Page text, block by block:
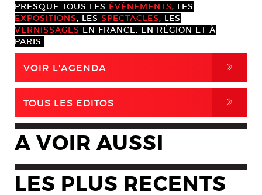
PRESQUE TOUS LES ÉVÈNEMENTS, LES
EXPOSITIONS, LES SPECTACLES, LES
VERNISSAGES EN FRANCE, EN RÉGION ET À
PARIS.
VOIR L'AGENDA ,
TOUS LES EDITOS ,
A VOIR AUSSI
LES PLUS RECENTS